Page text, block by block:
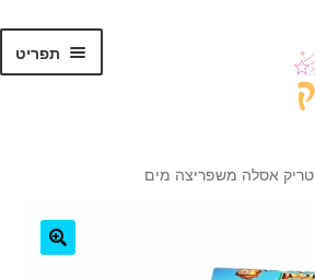
תפריט
טריק אסלה משפריצה מים